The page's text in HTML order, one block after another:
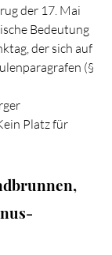
der 17. Mai
Bedeutung
der sich auf
(§
Platz für